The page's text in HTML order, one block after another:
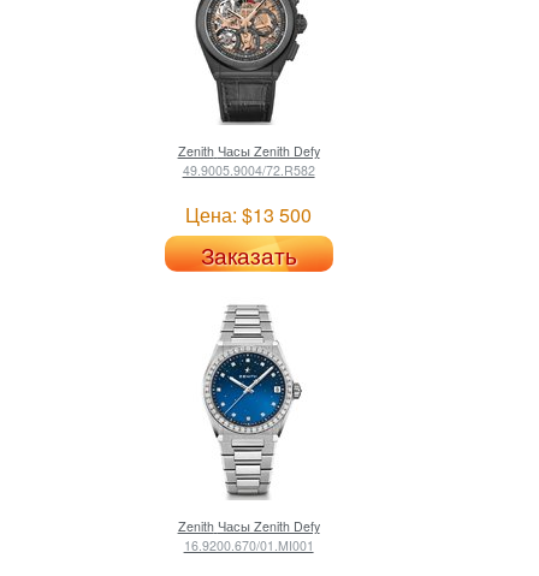
Zenith Часы Zenith Defy
49.9005.9004/72.R582
Цена: $13 500
Заказать
Zenith Часы Zenith Defy
16.9200.670/01.MI001